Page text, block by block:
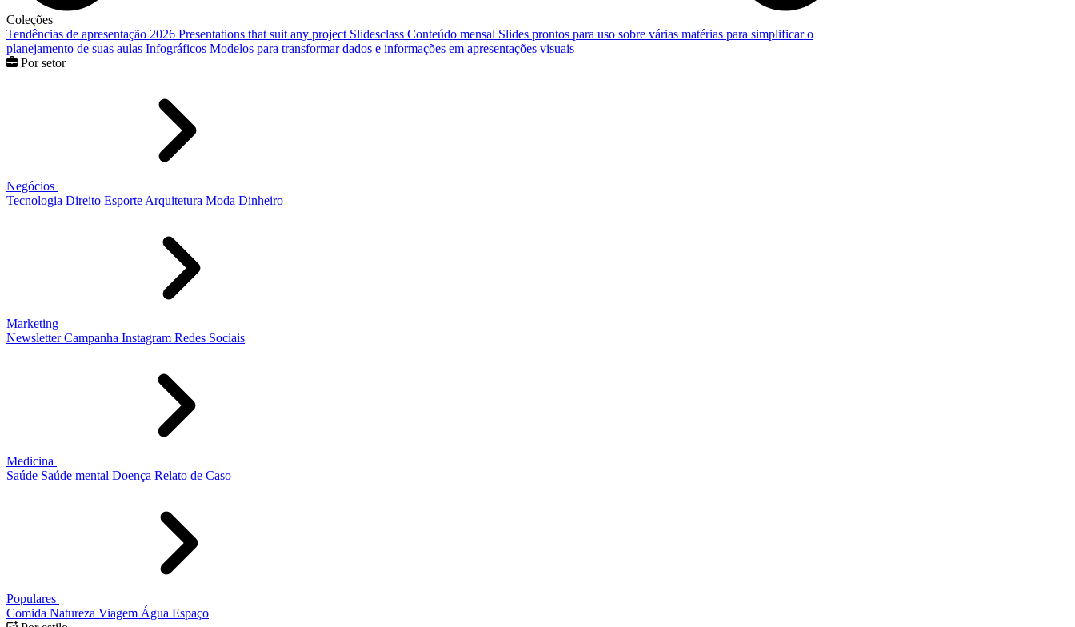
Coleções
Tendências de apresentação 2026 Presentations that suit any project Slidesclass Conteúdo mensal Slides prontos para uso sobre várias matérias para simplificar o
planejamento de suas aulas Infográficos Modelos para transformar dados e informações em apresentações visuais
Por setor
Negócios
Tecnologia Direito Esporte Arquitetura Moda Dinheiro
Marketing
Newsletter Campanha Instagram Redes Sociais
Medicina
Saúde Saúde mental Doença Relato de Caso
Populares
Comida Natureza Viagem Água Espaço